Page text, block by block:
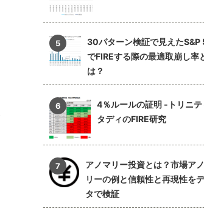
30パターン検証で見えた
でFIREする際の最適取崩し率
は？
4％ルールの証明 -トリニテ
タディのFIRE研究
アノマリー投資とは？市場ア
リーの例と信頼性と再現性を
タで検証